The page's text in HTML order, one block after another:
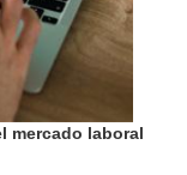
mercado laboral